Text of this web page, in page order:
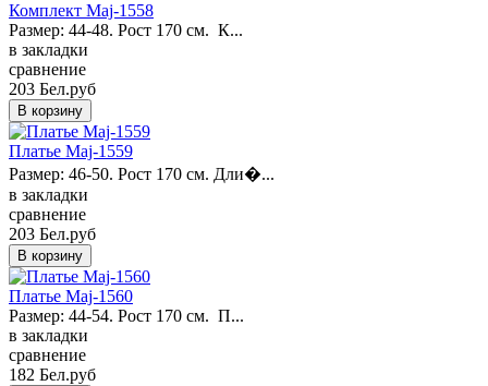
Комплект Maj-1558
Размер: 44-48. Рост 170 см. К...
в закладки
сравнение
203 Бел.руб
Платье Maj-1559
Размер: 46-50. Рост 170 см. Дли�...
в закладки
сравнение
203 Бел.руб
Платье Maj-1560
Размер: 44-54. Рост 170 см. П...
в закладки
сравнение
182 Бел.руб